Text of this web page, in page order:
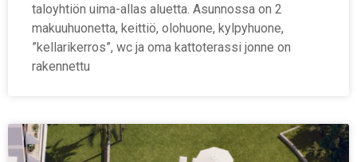
taloyhtiön uima-allas aluetta. Asunnossa on 2
makuuhuonetta, keittiö, olohuone, kylpyhuone,
”kellarikerros”, wc ja oma kattoterassi jonne on
rakennettu